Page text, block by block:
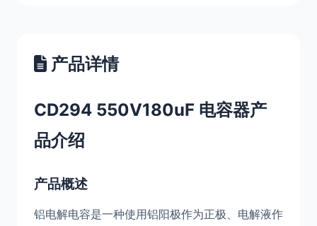
产品详情
CD294 550V180uF 电容器产
品介绍
产品概述
铝电解电容是一种使用铝阳极作为正极、电解液作